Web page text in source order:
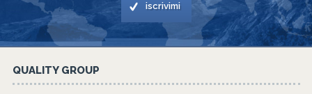
iscrivimi
QUALITY GROUP